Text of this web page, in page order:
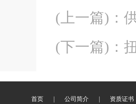
(上一篇) ：
(下一篇) ：
首页 公司简介 资质证书